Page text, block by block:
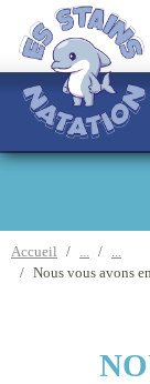
Accueil
Nous vous avons
Panneau de gestion